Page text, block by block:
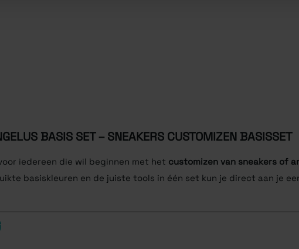
BASIS SET– SNEAKERS CUSTOMIZEN BASISSET
iedereen die wil beginnen met het customizen van sneakers of
basiskleuren en de juiste tools in één set kun je direct aan je